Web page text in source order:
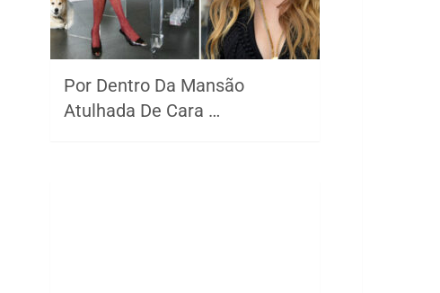
Por Dentro Da Mansão
Atulhada De Cara …